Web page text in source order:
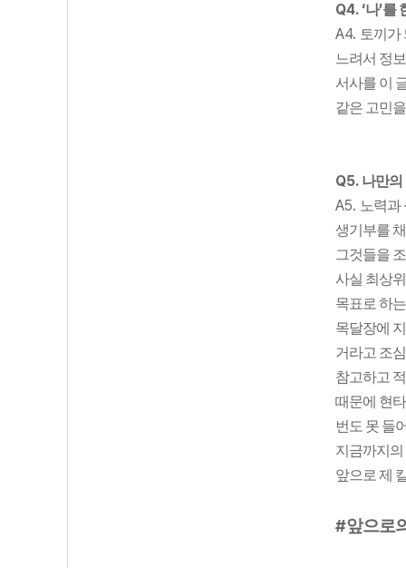
Q4. ‘나’를
A4. 토끼가
느려서 정
서사를 이
같은 고민
Q5. 나만
A5. 노력과
생기부를
그것들을
사실 최상
목표로 하
목달장에
거라고 조
참고하고
때문에 현타
번도 못 들
지금까지
앞으로 제
#앞으로